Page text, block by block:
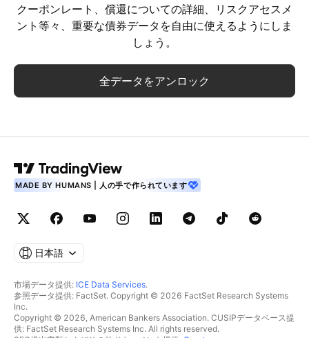
クーポンレート、償還についての詳細、リスクアセスメ
ント等々、重要な債券データを自由に使えるようにしま
しょう。
全データをアンロック
MADE BY HUMANS | 人の手で作られています
日本語
市場データ提供: ICE Data Services.
参照データ提供: FactSet. Copyright © 2026 FactSet Research Systems
Inc.
Copyright © 2026, American Bankers Association. CUSIPデータベース提
供: FactSet Research Systems Inc. All rights reserved.